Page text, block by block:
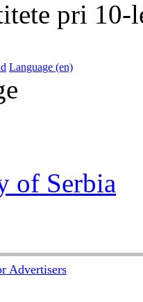
pri 10-
Language (en)
of Serbia
Advertisers